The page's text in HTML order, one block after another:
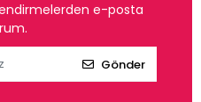
e-posta
Gönder